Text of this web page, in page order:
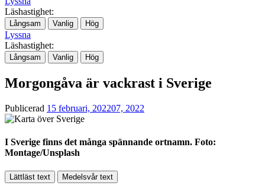
Läshastighet:
Långsam Vanlig Hög
Lyssna
Läshastighet:
Långsam Vanlig Hög
Morgongåva är vackrast i Sverige
Publicerad 15 februari, 202207, 2022
I Sverige finns det många spännande ortnamn. Foto:
Montage/Unsplash
Lättläst text Medelsvår text